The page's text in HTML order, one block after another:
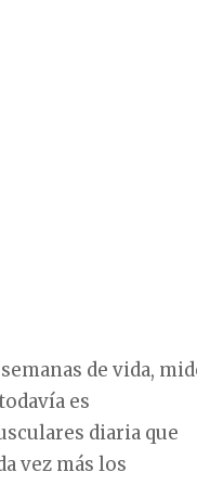
de vida,
es
diaria que
vez más los